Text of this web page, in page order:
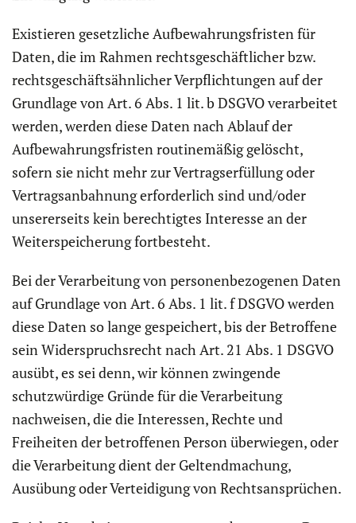
Existieren gesetzliche Aufbewahrungsfristen für
Daten, die im Rahmen rechtsgeschäftlicher bzw.
rechtsgeschäftsähnlicher Verpflichtungen auf der
Grundlage von Art. 6 Abs. 1 lit. b DSGVO verarbeitet
werden, werden diese Daten nach Ablauf der
Aufbewahrungsfristen routinemäßig gelöscht,
sofern sie nicht mehr zur Vertragserfüllung oder
Vertragsanbahnung erforderlich sind und/oder
unsererseits kein berechtigtes Interesse an der
Weiterspeicherung fortbesteht.
Bei der Verarbeitung von personenbezogenen Daten
auf Grundlage von Art. 6 Abs. 1 lit. f DSGVO werden
diese Daten so lange gespeichert, bis der Betroffene
sein Widerspruchsrecht nach Art. 21 Abs. 1 DSGVO
ausübt, es sei denn, wir können zwingende
schutzwürdige Gründe für die Verarbeitung
nachweisen, die die Interessen, Rechte und
Freiheiten der betroffenen Person überwiegen, oder
die Verarbeitung dient der Geltendmachung,
Ausübung oder Verteidigung von Rechtsansprüchen.